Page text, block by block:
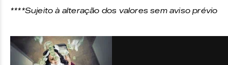
****Sujeito à alteração dos valores sem aviso prévio